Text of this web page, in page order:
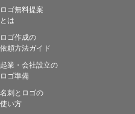
ロゴ無料提案
とは
ロゴ作成の
依頼方法ガイド
起業・会社設立の
ロゴ準備
名刺とロゴの
使い方